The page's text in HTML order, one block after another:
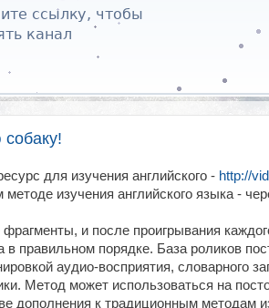
для изучения английского - http://
изучения английского языка -
фрагменты, и после проигрывания
в правильном порядке. База роликов
аудио-восприятия, словарного
Метод может использоваться на
дополнения к традиционным методам